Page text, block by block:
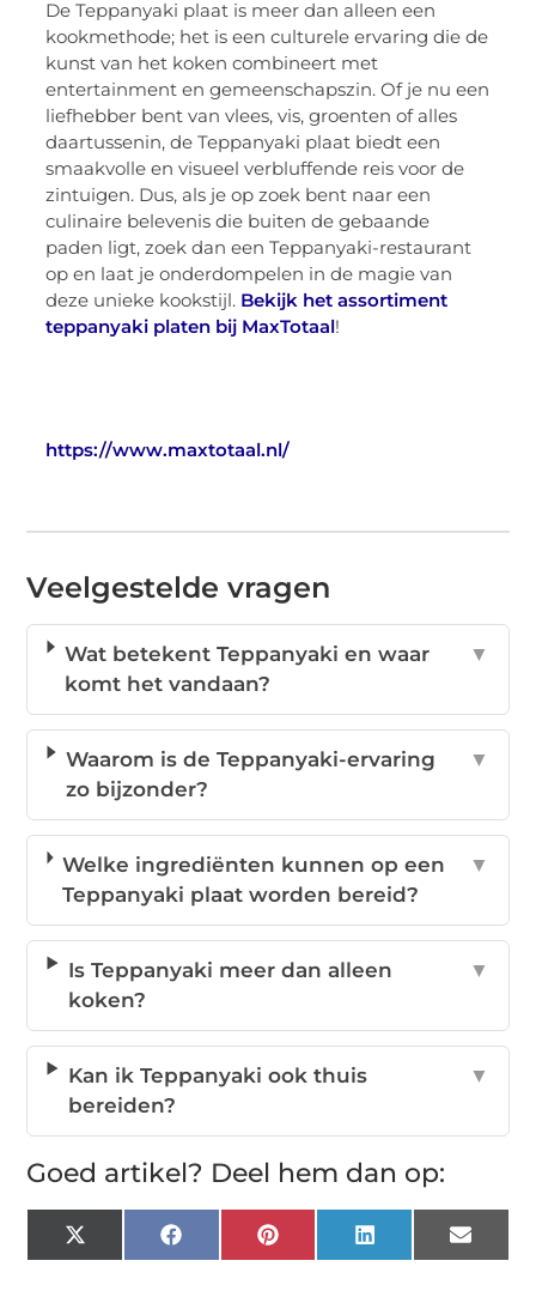
De Teppanyaki plaat is meer dan alleen een
kookmethode; het is een culturele ervaring die de
kunst van het koken combineert met
entertainment en gemeenschapszin. Of je nu een
liefhebber bent van vlees, vis, groenten of alles
daartussenin, de Teppanyaki plaat biedt een
smaakvolle en visueel verbluffende reis voor de
zintuigen. Dus, als je op zoek bent naar een
culinaire belevenis die buiten de gebaande
paden ligt, zoek dan een Teppanyaki-restaurant
op en laat je onderdompelen in de magie van
deze unieke kookstijl. Bekijk het assortiment
teppanyaki platen bij MaxTotaal!
https://www.maxtotaal.nl/
Veelgestelde vragen
Wat betekent Teppanyaki en waar
komt het vandaan?
▼
Waarom is de Teppanyaki-ervaring
zo bijzonder?
▼
Welke ingrediënten kunnen op een
Teppanyaki plaat worden bereid?
▼
Is Teppanyaki meer dan alleen
koken?
▼
Kan ik Teppanyaki ook thuis
bereiden?
▼
Goed artikel? Deel hem dan op:
X
(Twitter)
FacebookPinterestLinkedInEmail